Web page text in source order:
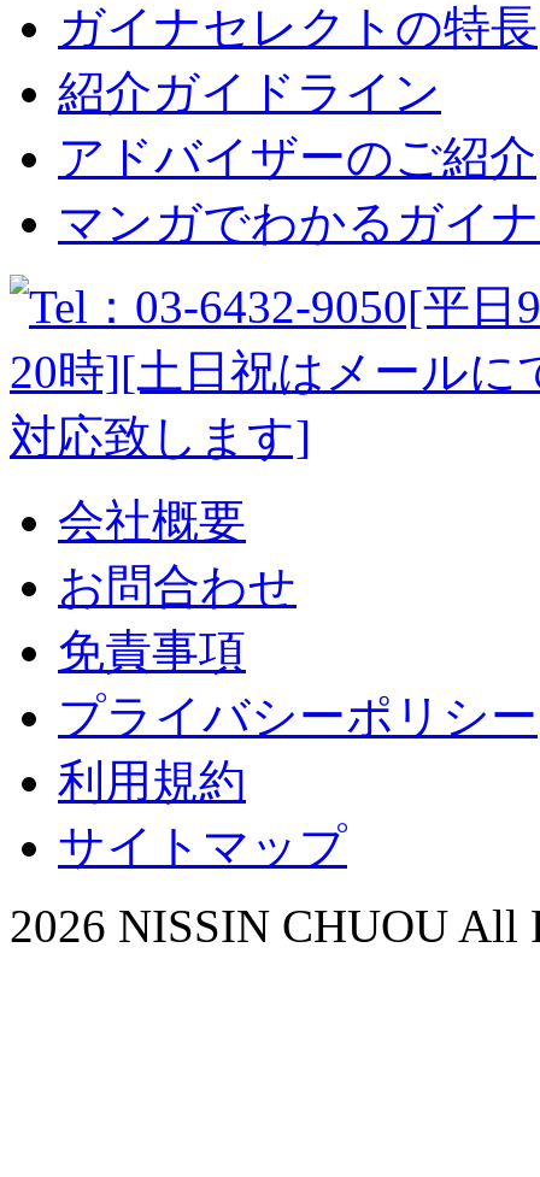
ガイナセレクトの特長
紹介ガイドライン
アドバイザーのご紹介
マンガでわかるガイ
会社概要
お問合わせ
免責事項
プライバシーポリシー
利用規約
サイトマップ
2026 NISSIN CHUOU All